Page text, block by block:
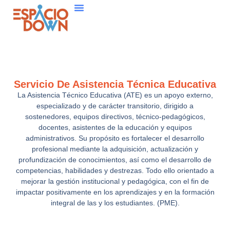
contenido
Servicio De Asistencia Técnica Educativa
La Asistencia Técnico Educativa (ATE) es un apoyo externo,
especializado y de carácter transitorio, dirigido a
sostenedores, equipos directivos, técnico-pedagógicos,
docentes, asistentes de la educación y equipos
administrativos. Su propósito es fortalecer el desarrollo
profesional mediante la adquisición, actualización y
profundización de conocimientos, así como el desarrollo de
competencias, habilidades y destrezas. Todo ello orientado a
mejorar la gestión institucional y pedagógica, con el fin de
impactar positivamente en los aprendizajes y en la formación
integral de las y los estudiantes. (PME).